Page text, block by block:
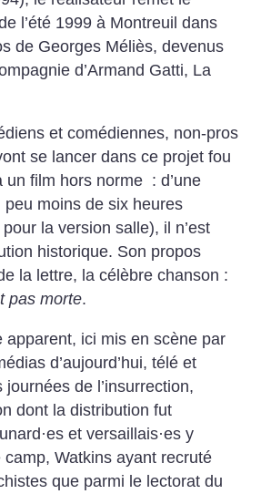
l’été 1999 à Montreuil dans
de Georges Méliès, devenus
d’Armand Gatti, La
et comédiennes, non-pros
se lancer dans ce projet fou
un film hors norme : d’une
peu moins de six heures
la version salle), il n’est
historique. Son propos
la lettre, la célèbre chanson :
pas morte.
apparent, ici mis en scène par
d’aujourd’hui, télé et
de l’insurrection,
dont la distribution fut
·es et versaillais·es y
Watkins ayant recruté
que parmi le lectorat du